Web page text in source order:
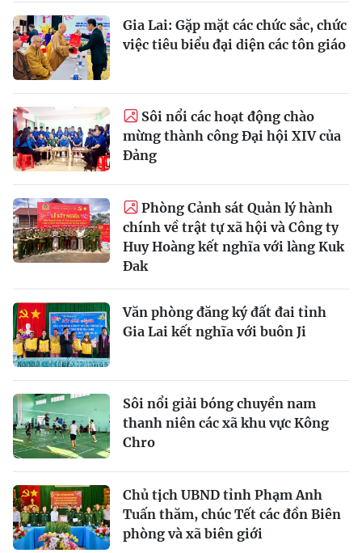
Gia Lai: Gặp mặt các chức sắc, chức
việc tiêu biểu đại diện các tôn giáo
Sôi nổi các hoạt động chào
mừng thành công Đại hội XIV của
Đảng
Phòng Cảnh sát Quản lý hành
chính về trật tự xã hội và Công ty
Huy Hoàng kết nghĩa với làng Kuk
Đak
Văn phòng đăng ký đất đai tỉnh
Gia Lai kết nghĩa với buôn Ji
Sôi nổi giải bóng chuyền nam
thanh niên các xã khu vực Kông
Chro
Chủ tịch UBND tỉnh Phạm Anh
Tuấn thăm, chúc Tết các đồn Biên
phòng và xã biên giới